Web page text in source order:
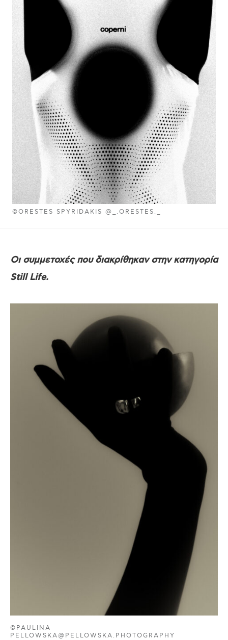
©ORESTES SPYRIDAKIS @_.ORESTES._
Οι συμμετοχές που διακρίθηκαν στην κατηγορία
Still Life.
©PAULINA
PELLOWSKA@PELLOWSKA.PHOTOGRAPHY